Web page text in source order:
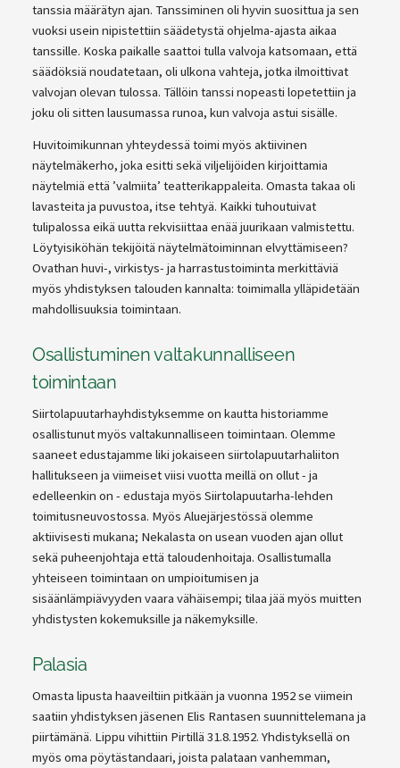
tanssia määrätyn ajan. Tanssiminen oli hyvin suosittua ja sen
vuoksi usein nipistettiin säädetystä ohjelma-ajasta aikaa
tanssille. Koska paikalle saattoi tulla valvoja katsomaan, että
säädöksiä noudatetaan, oli ulkona vahteja, jotka ilmoittivat
valvojan olevan tulossa. Tällöin tanssi nopeasti lopetettiin ja
joku oli sitten lausumassa runoa, kun valvoja astui sisälle.
Huvitoimikunnan yhteydessä toimi myös aktiivinen
näytelmäkerho, joka esitti sekä viljelijöiden kirjoittamia
näytelmiä että ’valmiita’ teatterikappaleita. Omasta takaa oli
lavasteita ja puvustoa, itse tehtyä. Kaikki tuhoutuivat
tulipalossa eikä uutta rekvisiittaa enää juurikaan valmistettu.
Löytyisiköhän tekijöitä näytelmätoiminnan elvyttämiseen?
Ovathan huvi-, virkistys- ja harrastustoiminta merkittäviä
myös yhdistyksen talouden kannalta: toimimalla ylläpidetään
mahdollisuuksia toimintaan.
Osallistuminen valtakunnalliseen
toimintaan
Siirtolapuutarhayhdistyksemme on kautta historiamme
osallistunut myös valtakunnalliseen toimintaan. Olemme
saaneet edustajamme liki jokaiseen siirtolapuutarhaliiton
hallitukseen ja viimeiset viisi vuotta meillä on ollut - ja
edelleenkin on - edustaja myös Siirtolapuutarha-lehden
toimitusneuvostossa. Myös Aluejärjestössä olemme
aktiivisesti mukana; Nekalasta on usean vuoden ajan ollut
sekä puheenjohtaja että taloudenhoitaja. Osallistumalla
yhteiseen toimintaan on umpioitumisen ja
sisäänlämpiävyyden vaara vähäisempi; tilaa jää myös muitten
yhdistysten kokemuksille ja näkemyksille.
Palasia
Omasta lipusta haaveiltiin pitkään ja vuonna 1952 se viimein
saatiin yhdistyksen jäsenen Elis Rantasen suunnittelemana ja
piirtämänä. Lippu vihittiin Pirtillä 31.8.1952. Yhdistyksellä on
myös oma pöytästandaari, joista palataan vanhemman,